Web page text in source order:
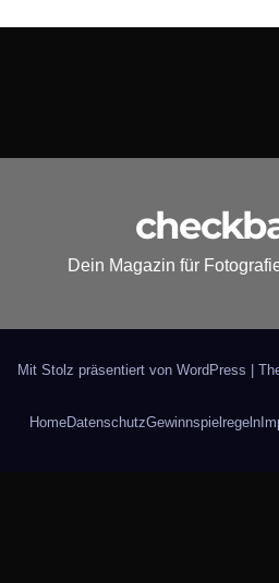
Dein Magazin für
Mit Stolz präsentiert von WordPress
HomeDatenschutzGewinnspielregeln